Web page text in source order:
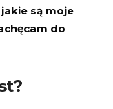
są moje
do